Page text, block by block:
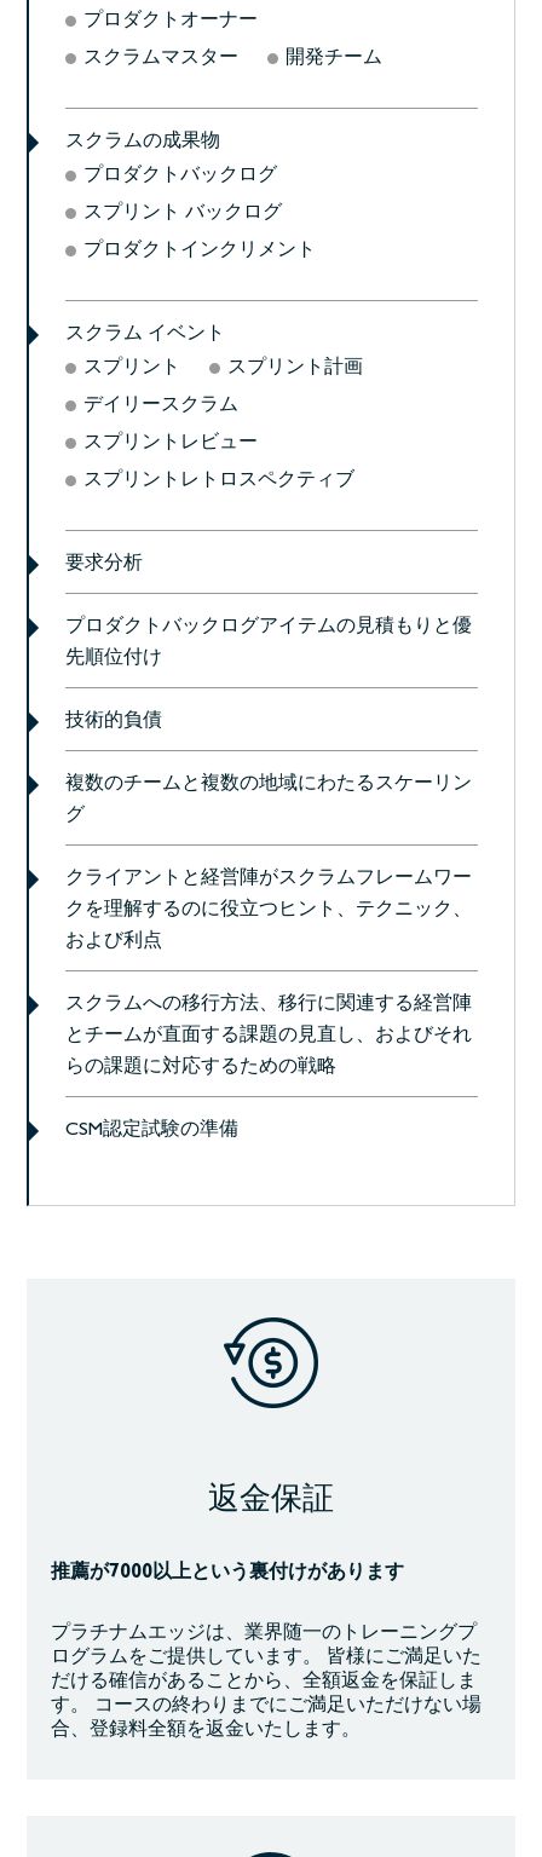
プロダクトオーナー
スクラムマスター
開発チーム
スクラムの成果物
プロダクトバックログ
スプリント バックログ
プロダクトインクリメント
スクラム イベント
スプリント
スプリント計画
デイリースクラム
スプリントレビュー
スプリントレトロスペクティブ
要求分析
プロダクトバックログアイテムの見積もりと優
先順位付け
技術的負債
複数のチームと複数の地域にわたるスケーリン
グ
クライアントと経営陣がスクラムフレームワー
クを理解するのに役立つヒント、テクニック、
および利点
スクラムへの移行方法、移行に関連する経営陣
とチームが直面する課題の見直し、およびそれ
らの課題に対応するための戦略
CSM認定試験の準備
返金保証
推薦が7000以上という裏付けがあります
プラチナムエッジは、業界随一のトレーニングプ
ログラムをご提供しています。 皆様にご満足いた
だける確信があることから、全額返金を保証しま
す。 コースの終わりまでにご満足いただけない場
合、登録料全額を返金いたします。